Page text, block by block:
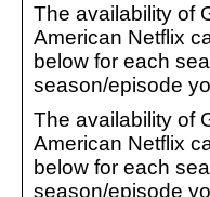
The availability of
American Netflix
below for each
season/episode
The availability of
American Netflix
below for each
season/episode